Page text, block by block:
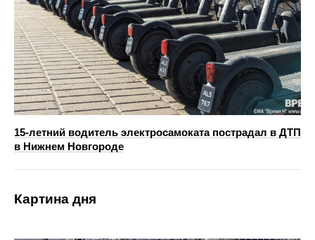
15-летний водитель электросамоката пострадал в ДТП
в Нижнем Новгороде
Картина дня